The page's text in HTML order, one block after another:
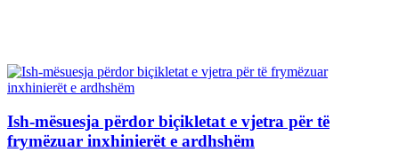
Ish-mësuesja përdor biçikletat e vjetra për të
frymëzuar inxhinierët e ardhshëm